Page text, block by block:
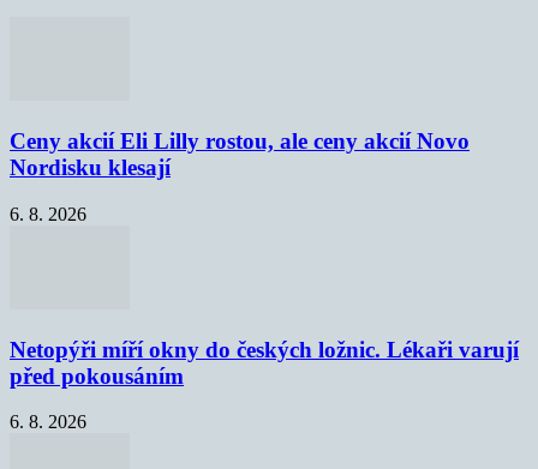
Ceny akcií Eli Lilly rostou, ale ceny akcií Novo
Nordisku klesají
6. 8. 2026
Netopýři míří okny do českých ložnic. Lékaři varují
před pokousáním
6. 8. 2026